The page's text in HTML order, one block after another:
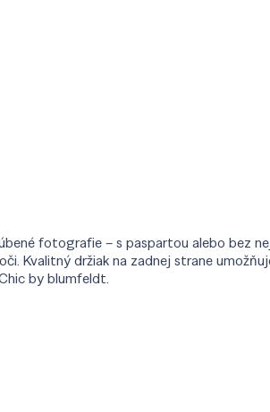
fotografie – s paspartou alebo bez
Kvalitný držiak na zadnej strane
by blumfeldt.